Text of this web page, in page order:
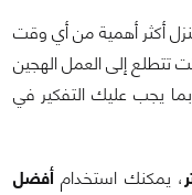
أكثر أهمية من أي وقت
تتطلع إلى العمل الهجين
يجب عليك التفكير في
، يمكنك استخدام أفضل